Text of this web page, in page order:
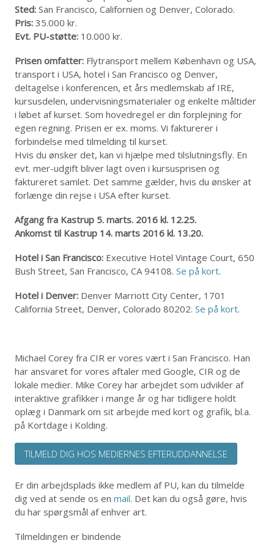
Sted: San Francisco, Californien og Denver, Colorado.
Pris: 35.000 kr.
Evt. PU-støtte: 10.000 kr.
Prisen omfatter: Flytransport mellem København og USA,
transport i USA, hotel i San Francisco og Denver,
deltagelse i konferencen, et års medlemskab af IRE,
kursusdelen, undervisningsmaterialer og enkelte måltider
i løbet af kurset. Som hovedregel er din forplejning for
egen regning. Prisen er ex. moms. Vi fakturerer i
forbindelse med tilmelding til kurset.
Hvis du ønsker det, kan vi hjælpe med tilslutningsfly. En
evt. mer-udgift bliver lagt oven i kursusprisen og
faktureret samlet. Det samme gælder, hvis du ønsker at
forlænge din rejse i USA efter kurset.
Afgang fra Kastrup 5. marts. 2016 kl. 12.25.
Ankomst til Kastrup 14. marts 2016 kl. 13.20.
Hotel i San Francisco: Executive Hotel Vintage Court, 650
Bush Street, San Francisco, CA 94108.Se på kort.
Hotel i Denver: Denver Marriott City Center, 1701
California Street, Denver, Colorado 80202.Se på kort.
Michael Corey fra CIR er vores vært i San Francisco. Han
har ansvaret for vores aftaler med Google, CIR og de
lokale medier. Mike Corey har arbejdet som udvikler af
interaktive grafikker i mange år og har tidligere holdt
oplæg i Danmark om sit arbejde med kort og grafik, bl.a.
på Kortdage i Kolding.
TILMELD DIG HOS MEDIERNES EFTERUDDANNELSE
Er din arbejdsplads ikke medlem af PU, kan du tilmelde
dig ved at sende os enmail. Det kan du også gøre, hvis
du har spørgsmål af enhver art.
Tilmeldingen er bindende